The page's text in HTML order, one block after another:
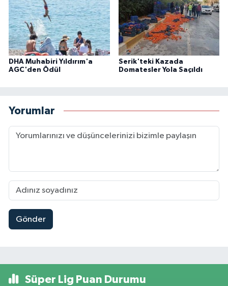
DHA Muhabiri Yıldırım'a
AGC'den Ödül
Serik'teki Kazada
Domatesler Yola Saçıldı
Yorumlar
Gönder
Süper Lig Puan Durumu